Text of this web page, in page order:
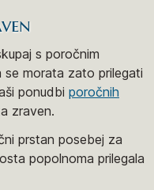
s poročnim
se morata zato prilegati
ponudbi poročnih
zraven.
prstan posebej za
popolnoma prilegala